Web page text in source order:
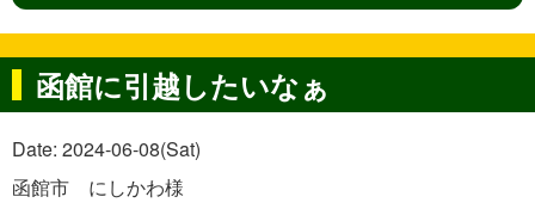
函館に引越したいなぁ
Date: 2024-06-08(Sat)
函館市 にしかわ様